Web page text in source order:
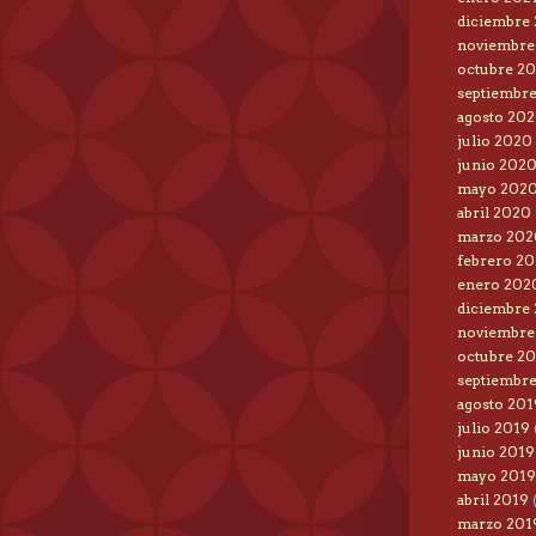
diciembre
octubre
agosto
julio 2020
junio 2020
mayo
abril 2020
marzo
febrero
enero
diciembre
octubre
agosto
julio 2019
junio 2019
mayo 2019
abril 2019
marzo